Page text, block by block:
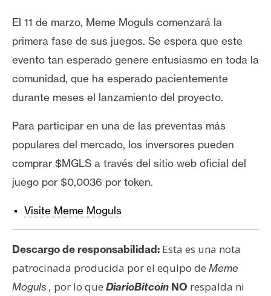
El 11 de marzo, Meme Moguls comenzará la
primera fase de sus juegos. Se espera que este
evento tan esperado genere entusiasmo en toda la
comunidad, que ha esperado pacientemente
durante meses el lanzamiento del proyecto.
Para participar en una de las preventas más
populares del mercado, los inversores pueden
comprar $MGLS a través del sitio web oficial del
juego por $0,0036 por token.
Visite Meme Moguls
Descargo de responsabilidad: Esta es una nota
patrocinada producida por el equipo de Meme
Moguls , por lo que DiarioBitcoin NO respalda ni